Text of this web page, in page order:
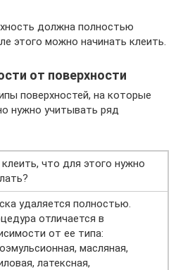
должна полностью
этого можно начинать клеить.
от поверхности
поверхностей, на которые
нужно учитывать ряд
что для этого нужно
удаляется полностью.
отличается в
от ее типа:
масляная,
латексная,